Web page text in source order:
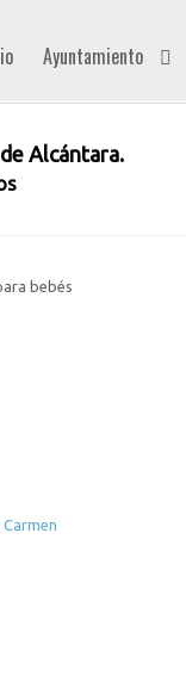
Ayuntamiento
Alcántara.
bebés